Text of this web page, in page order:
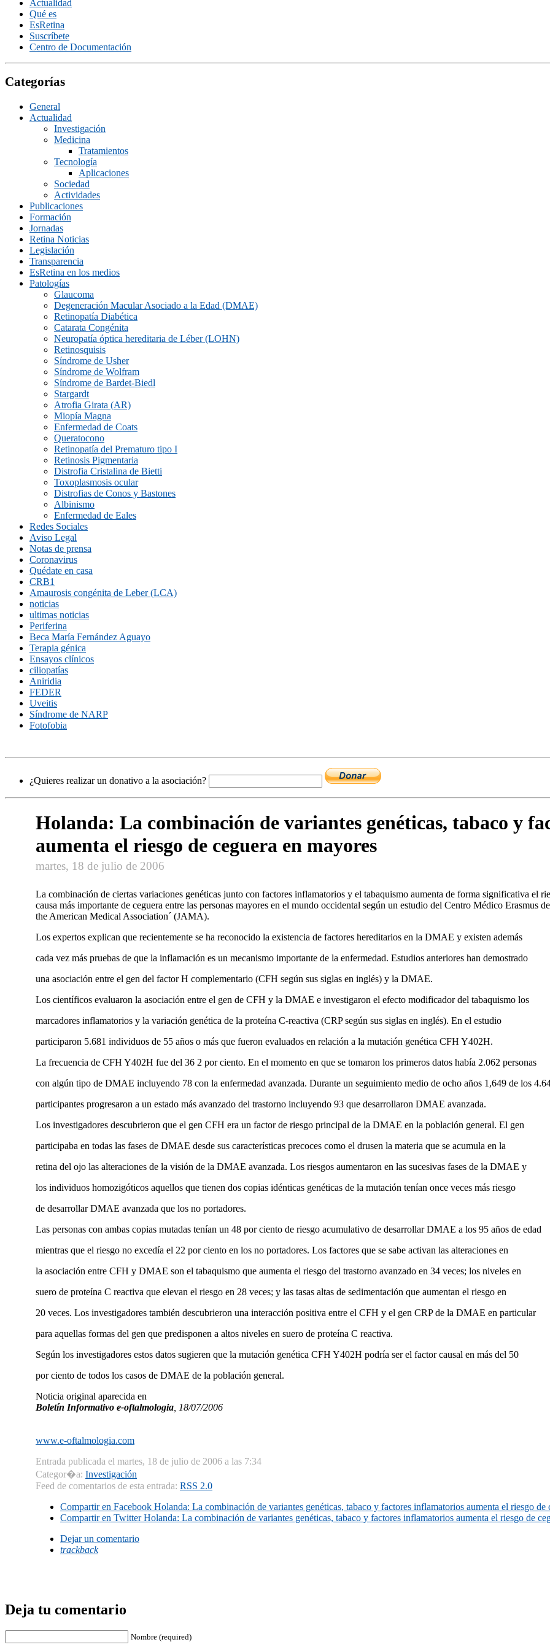
Actualidad
Qué es
EsRetina
Suscrí­bete
Centro de Documentación
Categorías
General
Actualidad
Investigación
Medicina
Tratamientos
Tecnologí­a
Aplicaciones
Sociedad
Actividades
Publicaciones
Formación
Jornadas
Retina Noticias
Legislación
Transparencia
EsRetina en los medios
Patologías
Glaucoma
Degeneración Macular Asociado a la Edad (DMAE)
Retinopatía Diabética
Catarata Congénita
Neuropatí­a óptica hereditaria de Léber (LOHN)
Retinosquisis
Síndrome de Usher
Síndrome de Wolfram
Síndrome de Bardet-Biedl
Stargardt
Atrofia Girata (AR)
Miopía Magna
Enfermedad de Coats
Queratocono
Retinopatí­a del Prematuro tipo I
Retinosis Pigmentaria
Distrofia Cristalina de Bietti
Toxoplasmosis ocular
Distrofias de Conos y Bastones
Albinismo
Enfermedad de Eales
Redes Sociales
Aviso Legal
Notas de prensa
Coronavirus
Quédate en casa
CRB1
Amaurosis congénita de Leber (LCA)
noticias
ultimas noticias
Periferina
Beca María Fernández Aguayo
Terapia génica
Ensayos clínicos
ciliopatías
Aniridia
FEDER
Uveitis
Síndrome de NARP
Fotofobia
¿Quieres realizar un donativo a la asociación?
Holanda: La combinación de variantes genéticas, tabaco y
aumenta el riesgo de ceguera en mayores
martes, 18 de julio de 2006
La combinación de ciertas variaciones genéticas junto con factores inflamatorios y el tabaquismo aumenta de forma significativa el
causa más importante de ceguera entre las personas mayores en el mundo occidental según un estudio del Centro Médico Erasmus
the American Medical Association´ (JAMA).
Los expertos explican que recientemente se ha reconocido la existencia de factores hereditarios en la DMAE y existen además
cada vez más pruebas de que la inflamación es un mecanismo importante de la enfermedad. Estudios anteriores han demostrado
una asociación entre el gen del factor H complementario (CFH según sus siglas en inglés) y la DMAE.
Los cientí­ficos evaluaron la asociación entre el gen de CFH y la DMAE e investigaron el efecto modificador del tabaquismo los
marcadores inflamatorios y la variación genética de la proteí­na C-reactiva (CRP según sus siglas en inglés). En el estudio
participaron 5.681 individuos de 55 años o más que fueron evaluados en relación a la mutación genética CFH Y402H.
La frecuencia de CFH Y402H fue del 36 2 por ciento. En el momento en que se tomaron los primeros datos habí­a 2.062 personas
con algún tipo de DMAE incluyendo 78 con la enfermedad avanzada. Durante un seguimiento medio de ocho años 1,649 de los
participantes progresaron a un estado más avanzado del trastorno incluyendo 93 que desarrollaron DMAE avanzada.
Los investigadores descubrieron que el gen CFH era un factor de riesgo principal de la DMAE en la población general. El gen
participaba en todas las fases de DMAE desde sus caracterí­sticas precoces como el drusen la materia que se acumula en la
retina del ojo las alteraciones de la visión de la DMAE avanzada. Los riesgos aumentaron en las sucesivas fases de la DMAE y
los individuos homozigóticos aquellos que tienen dos copias idénticas genéticas de la mutación tení­an once veces más riesgo
de desarrollar DMAE avanzada que los no portadores.
Las personas con ambas copias mutadas tení­an un 48 por ciento de riesgo acumulativo de desarrollar DMAE a los 95 años de edad
mientras que el riesgo no excedí­a el 22 por ciento en los no portadores. Los factores que se sabe activan las alteraciones en
la asociación entre CFH y DMAE son el tabaquismo que aumenta el riesgo del trastorno avanzado en 34 veces; los niveles en
suero de proteí­na C reactiva que elevan el riesgo en 28 veces; y las tasas altas de sedimentación que aumentan el riesgo en
20 veces. Los investigadores también descubrieron una interacción positiva entre el CFH y el gen CRP de la DMAE en particular
para aquellas formas del gen que predisponen a altos niveles en suero de proteí­na C reactiva.
Según los investigadores estos datos sugieren que la mutación genética CFH Y402H podrí­a ser el factor causal en más del 50
por ciento de todos los casos de DMAE de la población general.
Noticia original aparecida en
Boletí­n Informativo e-oftalmologia , 18/07/2006
www.e-oftalmologia.com
Entrada publicada el martes, 18 de julio de 2006 a las 7:34
Categor�a: Investigación
Feed de comentarios de esta entrada: RSS 2.0
Compartir en Facebook Holanda: La combinación de variantes genéticas, tabaco y factores inflamatorios aumenta el riesgo de
Compartir en TwitterHolanda: La combinación de variantes genéticas, tabaco y factores inflamatorios aumenta el riesgo de
Dejar un comentario
trackback
Deja tu comentario
Nombre (required)